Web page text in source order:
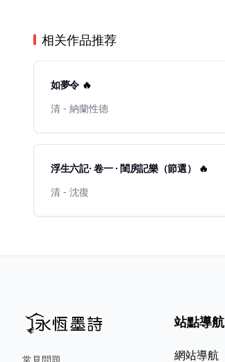
相关作品推荐
如夢令 🔥
清 - 納蘭性德
浮生六記· 卷一 · 閨房記樂（節選） 🔥
清 - 沈復
常見問題
站點導航
網站導航